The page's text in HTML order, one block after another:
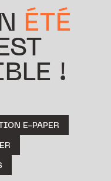
ÉTÉ
!
E-PAPER